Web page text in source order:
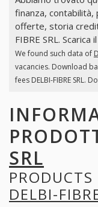
finanza, contabilità,
offerte, storia
FIBRE SRL.
We found such data of
vacancies. Download
fees DELBI-FIBRE SRL.
SRL
DELBI-